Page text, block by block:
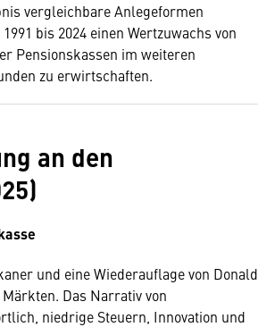
vergleichbare Anlegeformen
bis 2024 einen Wertzuwachs von
Pensionskassen im weiteren
zu erwirtschaften.
an den
und eine Wiederauflage von Donald
Das Narrativ von
niedrige Steuern, Innovation und